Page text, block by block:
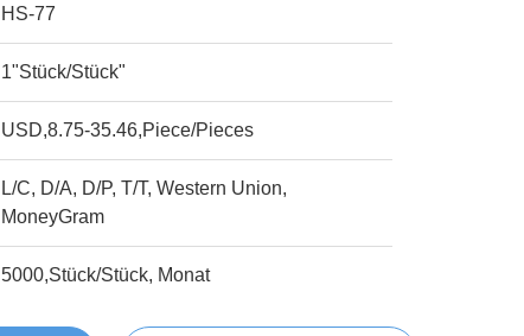
HS-77
1"Stück/Stück"
USD,8.75-35.46,Piece/Pieces
L/C, D/A, D/P, T/T, Western Union,
MoneyGram
5000,Stück/Stück, Monat